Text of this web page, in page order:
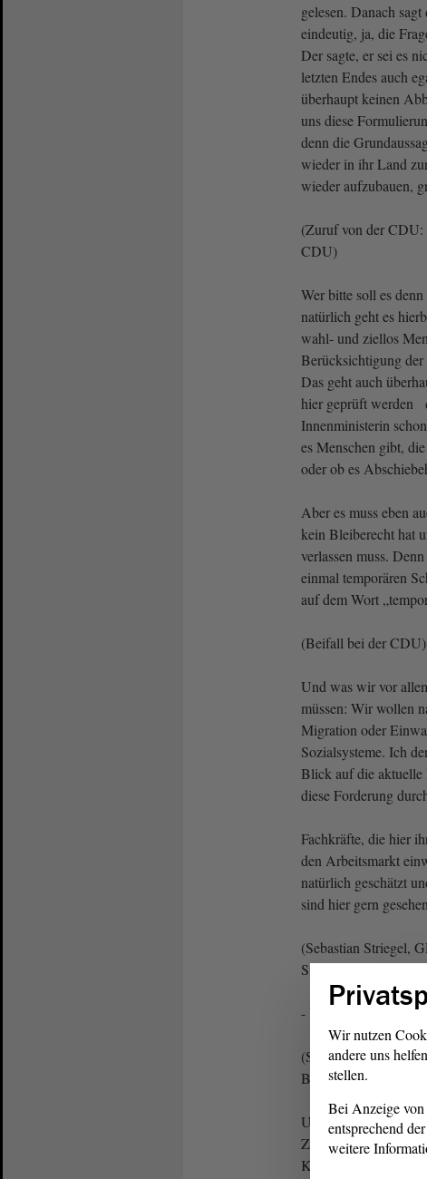
gelesen. Danach
eindeutig, ja, die
Der sagte, er sei es
letzten Endes auch
überhaupt keinen
uns diese
denn die
wieder in ihr Land
wieder aufzubauen,
(Zuruf von der
CDU)
Wer bitte soll es
natürlich geht es
wahl- und ziellos
Berücksichtigung der
Das geht auch
hier geprüft werden
Innenministerin
es Menschen gibt,
oder ob es
Aber es muss eben
kein Bleiberecht hat
verlassen muss.
einmal temporären
auf dem Wort
(Beifall bei der CDU)
Und was wir vor
müssen: Wir wollen
Migration oder
Sozialsysteme. Ich
Blick auf die aktuelle
diese Forderung
Fachkräfte, die hier
den Arbeitsmarkt
natürlich geschätzt
sind hier gern
(Sebastian Striegel,
Sie doch nicht etwas
- Herr Striegel, das
(Sebastian Striegel,
Bundeskanzler!)
Und ich finde es auch
Zahl festzuhalten.
Kontext gerissener
Wir nutzen
andere uns
stellen.
Bei Anzeige von
entsprechend
weitere